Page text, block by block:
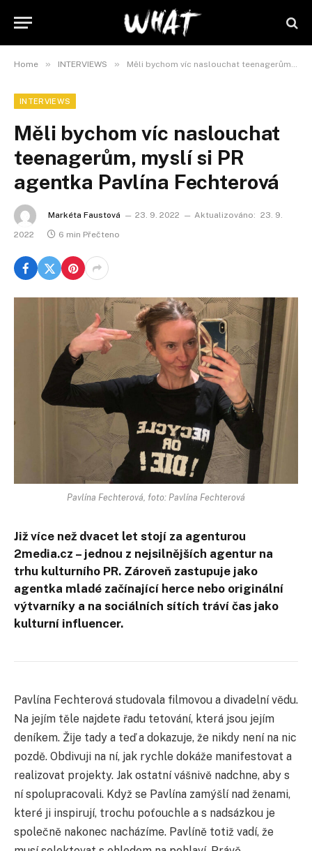
Home » INTERVIEWS » Měli bychom víc naslouchat teenagerům, myslí si PR agentka Pavlína Fechterová
INTERVIEWS
Měli bychom víc naslouchat
teenagerům, myslí si PR
agentka Pavlína Fechterová
Markéta Faustová 23. 9. 2022 Aktualizováno: 23. 9.
2022
6 min Přečteno
Pavlína Fechterová, foto: Pavlína Fechterová
Již více než dvacet let stojí za agenturou
2media.cz – jednou z nejsilnějších agentur na
trhu kulturního PR. Zároveň zastupuje jako
agentka mladé začínající herce nebo originální
výtvarníky a na sociálních sítích tráví čas jako
kulturní influencer.
Pavlína Fechterová studovala filmovou a divadelní vědu.
Na jejím těle najdete řadu tetování, která jsou jejím
deníkem. Žĳe tady a teď a dokazuje, že nikdy není na nic
pozdě. Obdivuji na ní, jak rychle dokáže manifestovat a
realizovat projekty. Jak ostatní vášnivě nadchne, aby s
ní spolupracovali. Když se Pavlína zamýšlí nad ženami,
které ji inspirují, trochu poťouchle a s nadsázkou je
společně nakonec nacházíme. Pavlíně totiž vadí, že